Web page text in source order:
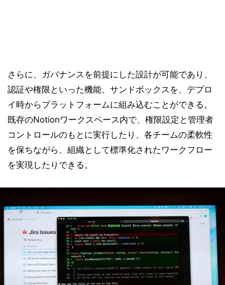
さらに、ガバナンスを前提にした設計が可能であり、
認証や権限といった機能、サンドボックスを、デプロ
イ時からプラットフォームに組み込むことができる。
既存のNotionワークスペース内で、権限設定と管理者
コントロールのもとに実行したり、各チームの柔軟性
を保ちながら、組織として標準化されたワークフロー
を実現したりできる。